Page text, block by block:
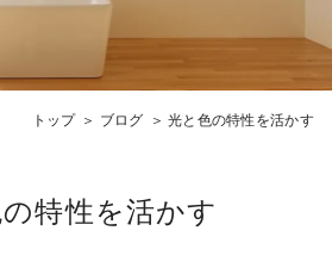
トップ ブログ 光と色の特性を活かす
特性を活かす